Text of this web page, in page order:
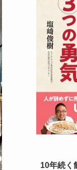
10年続く